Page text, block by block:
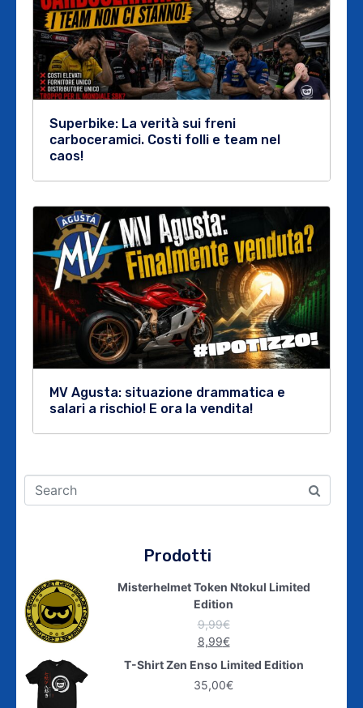
Superbike: La verità sui freni
carboceramici. Costi folli e team nel
caos!
MV Agusta: situazione drammatica e
salari a rischio! E ora la vendita!
Prodotti
Misterhelmet Token Ntokul Limited
Edition
9,99€
8,99€
T-Shirt Zen Enso Limited Edition
35,00€